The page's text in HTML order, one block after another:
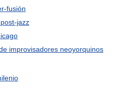
fusión
jazz
improvisadores neoyorquinos